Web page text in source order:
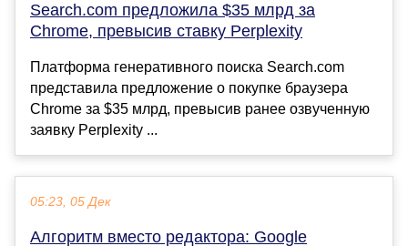
Search.com предложила $35 млрд за
Chrome, превысив ставку Perplexity
Платформа генеративного поиска Search.com
представила предложение о покупке браузера
Chrome за $35 млрд, превысив ранее озвученную
заявку Perplexity ...
05:23, 05 Дек
Алгоритм вместо редактора: Google